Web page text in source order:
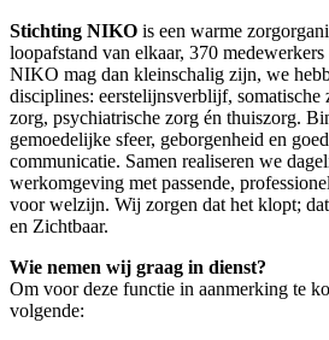
Stichting NIKO is een warme
loopafstand van elkaar, 370
NIKO mag dan kleinschalig zijn, we
disciplines: eerstelijnsverblijf, somatische
zorg, psychiatrische zorg én thuiszorg.
gemoedelijke sfeer, geborgenheid en
communicatie. Samen realiseren we
werkomgeving met passende,
voor welzijn. Wij zorgen dat het klopt;
en Zichtbaar.
Wie nemen wij graag in dienst?
Om voor deze functie in aanmerking te ko
volgende: